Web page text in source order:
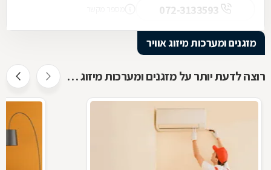
מזגנים ומערכות מיזוג אוויר
רוצה לדעת יותר על מזגנים ומערכות מיזוג אוויר ?